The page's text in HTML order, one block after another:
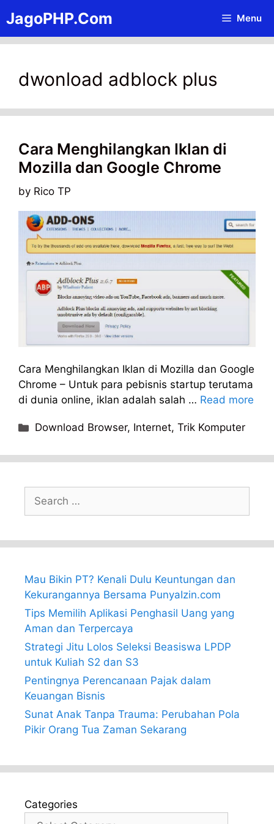
to
content
JagoPHP.Com Menu
dwonload adblock plus
Cara Menghilangkan Iklan di
Mozilla dan Google Chrome
by Rico TP
Cara Menghilangkan Iklan di Mozilla dan Google
Chrome – Untuk para pebisnis startup terutama
di dunia online, iklan adalah salah … Read more
Categories
Download Browser, Internet,Trik Komputer
Search
for:
Mau Bikin PT? Kenali Dulu Keuntungan dan
Kekurangannya Bersama PunyaIzin.com
Tips Memilih Aplikasi Penghasil Uang yang
Aman dan Terpercaya
Strategi Jitu Lolos Seleksi Beasiswa LPDP
untuk Kuliah S2 dan S3
Pentingnya Perencanaan Pajak dalam
Keuangan Bisnis
Sunat Anak Tanpa Trauma: Perubahan Pola
Pikir Orang Tua Zaman Sekarang
Categories